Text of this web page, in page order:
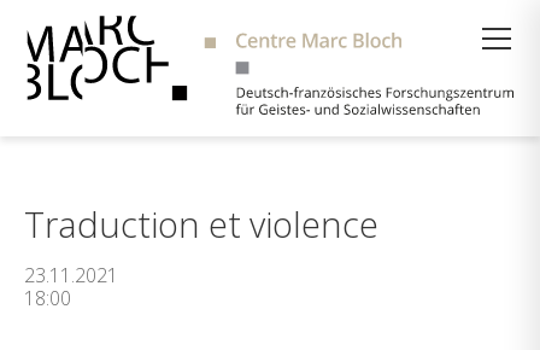
Traduction et violence
23.11.2021
18:00